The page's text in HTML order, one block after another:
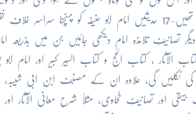
شروع کئے کہ ابو حنیفہ کو کُل سترہ حدیثیں پہنچی تھیں-17 حدیثیں امام ابو حنیفہ کو
تصانیفِ تلامذہ امام دیکھی جائیں جن میں بذریعہ
الآثار ، کتاب الحج و کتاب السَیر کبیر اور امام
کی نکلیں گی، علاوہ ان کے مصنّف ابنِ ابی
اور تصانیفِ طحاوی، مثلاً شرح معانی الآثار اور